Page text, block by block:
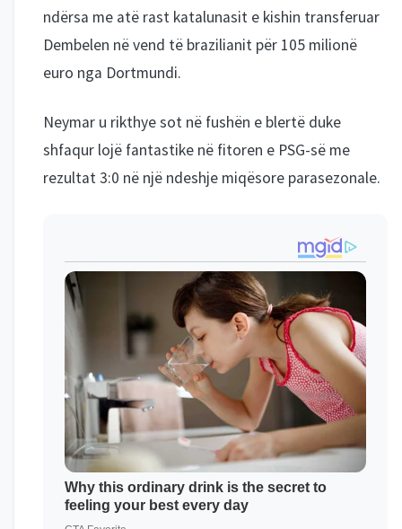
ndërsa me atë rast katalunasit e kishin transferuar
Dembelen në vend të brazilianit për 105 milionë
euro nga Dortmundi.
Neymar u rikthye sot në fushën e blertë duke
shfaqur lojë fantastike në fitoren e PSG-së me
rezultat 3:0 në një ndeshje miqësore parasezonale.